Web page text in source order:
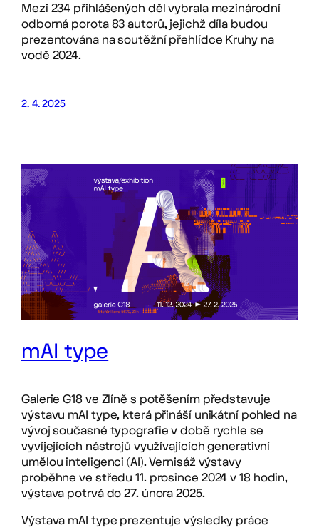
Mezi 234 přihlášených děl vybrala mezinárodní
odborná porota 83 autorů, jejichž díla budou
prezentována na soutěžní přehlídce Kruhy na
vodě 2024.
2. 4. 2025
mAI type
Galerie G18 ve Zlíně s potěšením představuje
výstavu mAI type, která přináší unikátní pohled na
vývoj současné typografie v době rychle se
vyvíjejících nástrojů využívajících generativní
umělou inteligenci (AI). Vernisáž výstavy
proběhne ve středu 11. prosince 2024 v 18 hodin,
výstava potrvá do 27. února 2025.
Výstava mAI type prezentuje výsledky práce